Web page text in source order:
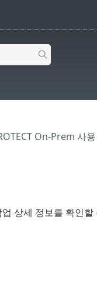
On-Prem 사용
상세 정보를 확인할